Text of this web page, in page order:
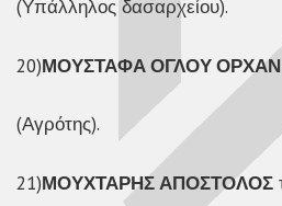
(Υπάλληλος δασαρχείου).
20)ΜΟΥΣΤΑΦΑ ΟΓΛΟΥ ΟΡΧΑΝ
(Αγρότης).
21)ΜΟΥΧΤΑΡΗΣ ΑΠΟΣΤΟΛΟΣ